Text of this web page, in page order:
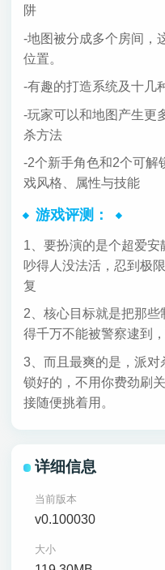
阱
-地图被分成多个房间，
位置。
-有趣的打造系统及十几
-玩家可以和地图产生更
杀方法
-2个新手角色和2个可解
戏风格、属性与技能
游戏评测：
1、要扮演的是个超爱
吵得人没法活，忍到极
复
2、核心目标就是把那
得千万不能被警察逮到
3、而且最爽的是，派
锁好的，不用你费劲刷
接随便挑着用。
详细信息
当前版本
v0.100030
大小